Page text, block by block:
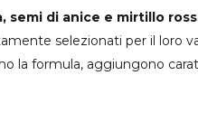
semi di anice e mirtillo
selezionati per il loro
la formula, aggiungono